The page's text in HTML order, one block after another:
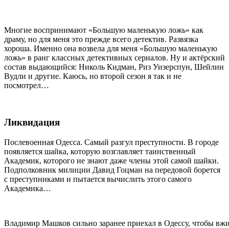
Многие воспринимают «Большую маленькую ложь» как
драму, но для меня это прежде всего детектив. Развязка
хороша. Именно она возвела для меня «Большую маленькую
ложь» в ранг классных детективных сериалов. Ну и актёрский
состав выдающийся: Николь Кидман, Риз Уизерспун, Шейлин
Вудли и другие. Каюсь, но второй сезон я так и не
посмотрел…
Ликвидация
Послевоенная Одесса. Самый разгул преступности. В городе
появляется шайка, которую возглавляет таинственный
Академик, которого не знают даже члены этой самой шайки.
Подполковник милиции Давид Гоцман на передовой борется
с преступниками и пытается вычислить этого самого
Академика…
Владимир Машков сильно заранее приехал в Одессу, чтобы